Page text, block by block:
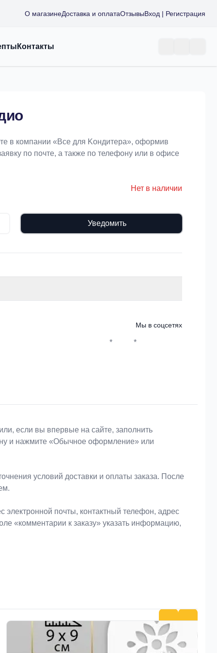
О магазинеДоставка и оплатаОтзывыВход | Регистрация
Контакты
в компании «Bce для Koндитeрa», оформив
по почте, а также по телефону или в офисе
Нет в наличии
Уведомить
Мы в соцсетях
* *
если вы впервые на сайте, заполнить
и нажмите «Обычное оформление» или
условий доставки и оплаты заказа. После
почты, контактный телефон, адрес
«комментарии к заказу» указать информацию,